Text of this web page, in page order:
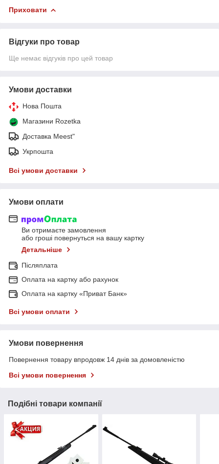
Приховати
Відгуки про товар
Ще немає відгуків про цей товар
Умови доставки
Нова Пошта
Магазини Rozetka
Доставка Meest"
Укрпошта
Всі умови доставки
Умови оплати
Ви отримаєте замовлення
або гроші повернуться на вашу картку
Детальніше
Післяплата
Оплата на картку або рахунок
Оплата на картку «Приват Банк»
Всі умови оплати
Умови повернення
Повернення товару впродовж 14 днів за домовленістю
Всі умови повернення
Подібні товари компанії